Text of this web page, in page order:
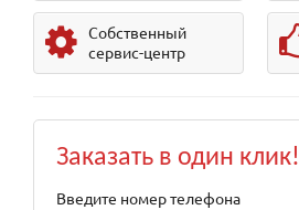
Собственный
сервис-центр
Заказать в один клик!
Введите номер телефона